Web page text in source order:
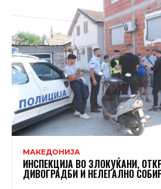
МАКЕДОНИЈА
ИНСПЕКЦИЈА ВО ЗЛОКУЌАНИ,
ДИВОГРАДБИ И НЕЛЕГАЛНО